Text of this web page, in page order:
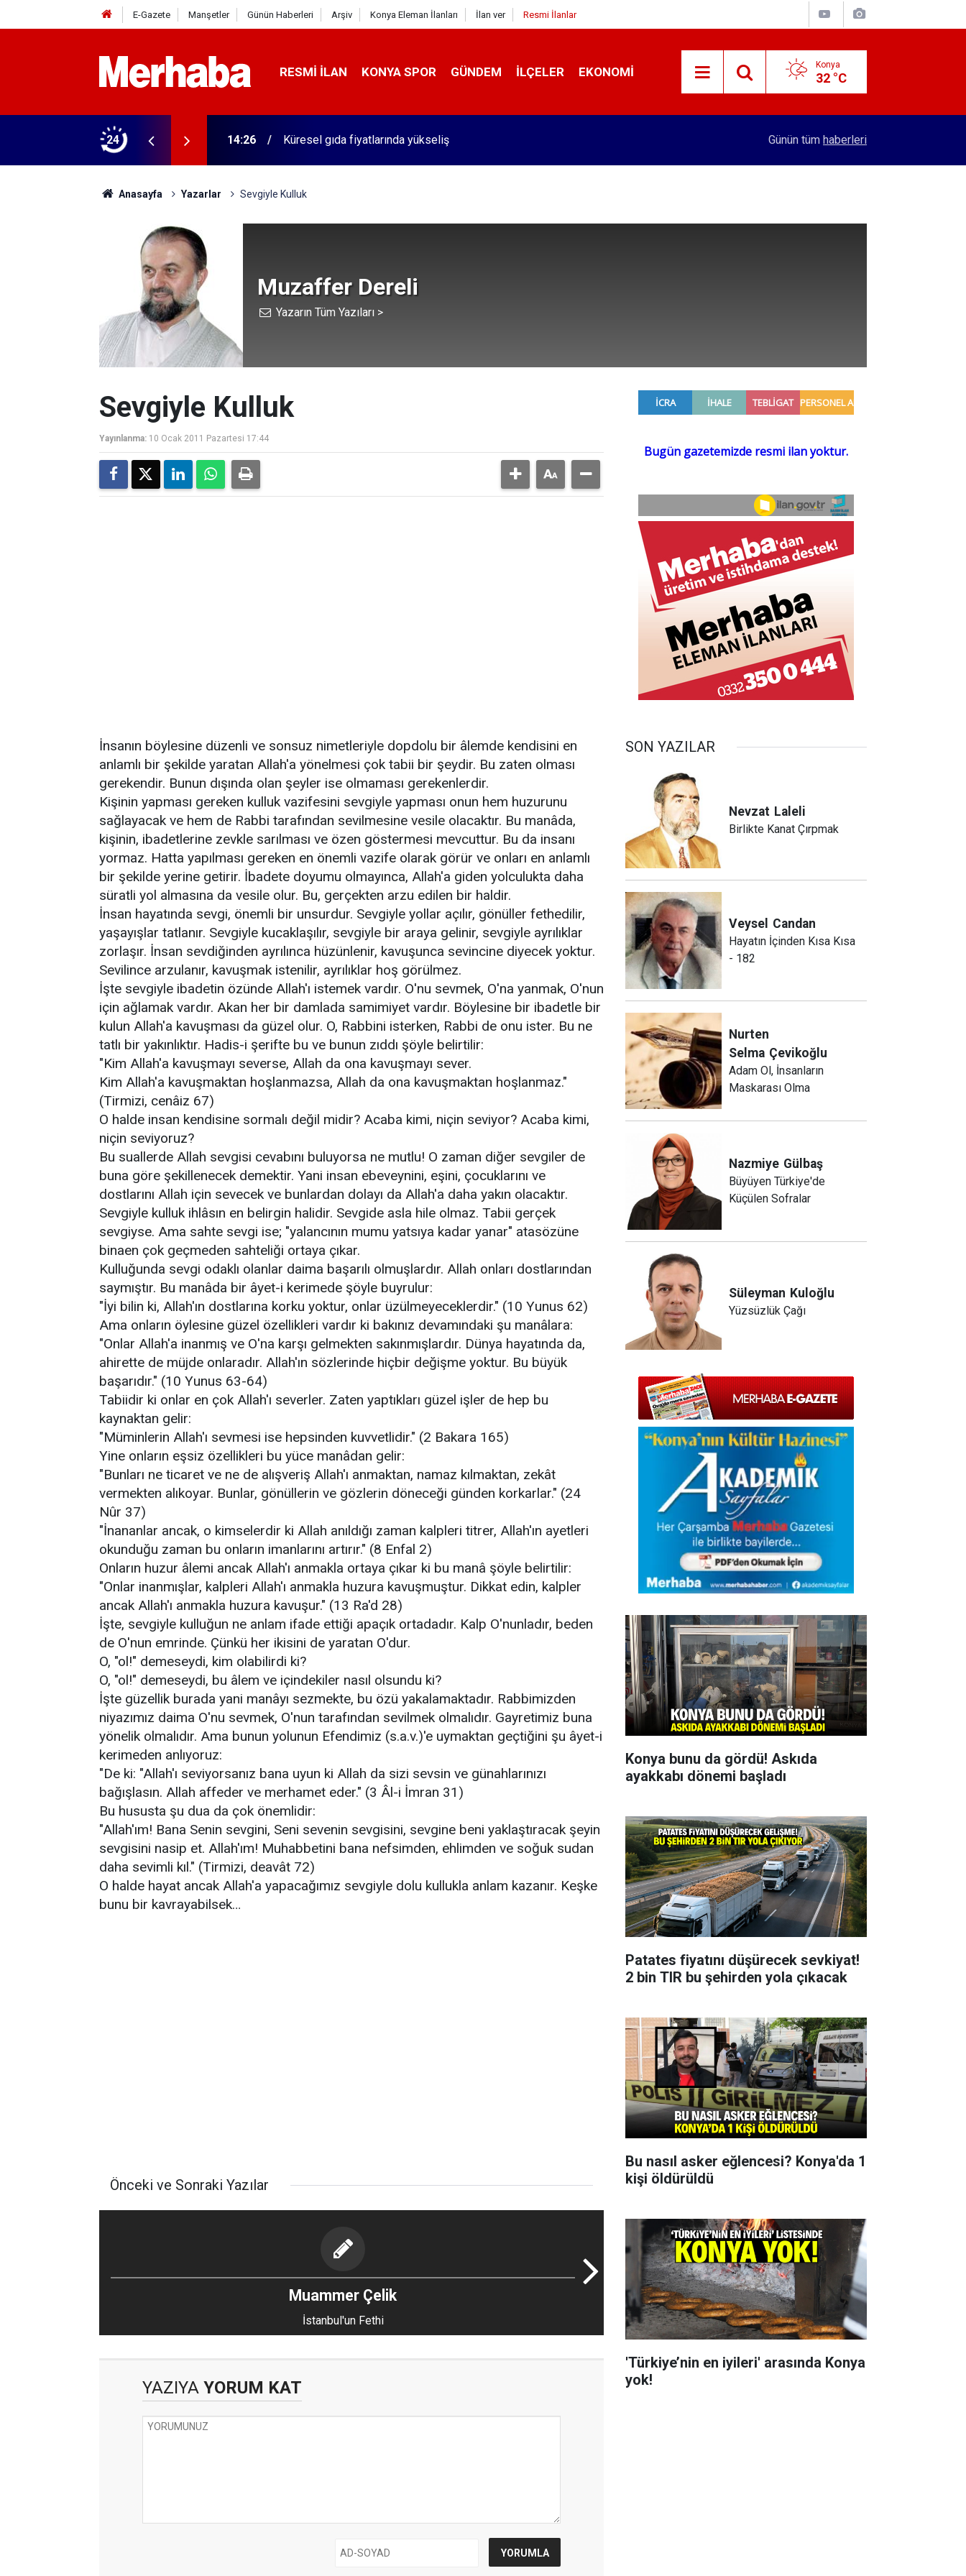
E-Gazete Manşetler Günün Haberleri Arşiv Konya Eleman İlanları İlan ver Resmi İlanlar
RESMI İLAN KONYA SPOR GÜNDEM İLÇELER EKONOMI Konya
32 °C
24 14:26 Küresel gıda fiyatlarında yükseliş Bu nasıl asker eğlencesi? Konya'da 1 kişi
Günün tüm haberleri
Anasayfa Yazarlar Sevgiyle Kulluk
Muzaffer Dereli
Yazarın Tüm Yazıları >
Sevgiyle Kulluk
Yayınlanma: 10 Ocak 2011 Pazartesi 17:44
İnsanın böylesine düzenli ve sonsuz nimetleriyle dopdolu bir âlemde kendisini en
anlamlı bir şekilde yaratan Allah'a yönelmesi çok tabii bir şeydir. Bu zaten olması
gerekendir. Bunun dışında olan şeyler ise olmaması gerekenlerdir.
Kişinin yapması gereken kulluk vazifesini sevgiyle yapması onun hem huzurunu
sağlayacak ve hem de Rabbi tarafından sevilmesine vesile olacaktır. Bu manâda,
kişinin, ibadetlerine zevkle sarılması ve özen göstermesi mevcuttur. Bu da insanı
yormaz. Hatta yapılması gereken en önemli vazife olarak görür ve onları en anlamlı
bir şekilde yerine getirir. İbadete doyumu olmayınca, Allah'a giden yolculukta daha
süratli yol almasına da vesile olur. Bu, gerçekten arzu edilen bir haldir.
İnsan hayatında sevgi, önemli bir unsurdur. Sevgiyle yollar açılır, gönüller fethedilir,
yaşayışlar tatlanır. Sevgiyle kucaklaşılır, sevgiyle bir araya gelinir, sevgiyle ayrılıklar
zorlaşır. İnsan sevdiğinden ayrılınca hüzünlenir, kavuşunca sevincine diyecek yoktur.
Sevilince arzulanır, kavuşmak istenilir, ayrılıklar hoş görülmez.
İşte sevgiyle ibadetin özünde Allah'ı istemek vardır. O'nu sevmek, O'na yanmak, O'nun
için ağlamak vardır. Akan her bir damlada samimiyet vardır. Böylesine bir ibadetle bir
kulun Allah'a kavuşması da güzel olur. O, Rabbini isterken, Rabbi de onu ister. Bu ne
tatlı bir yakınlıktır. Hadis-i şerifte bu ve bunun zıddı şöyle belirtilir:
"Kim Allah'a kavuşmayı severse, Allah da ona kavuşmayı sever.
Kim Allah'a kavuşmaktan hoşlanmazsa, Allah da ona kavuşmaktan hoşlanmaz."
(Tirmizi, cenâiz 67)
O halde insan kendisine sormalı değil midir? Acaba kimi, niçin seviyor? Acaba kimi,
niçin seviyoruz?
Bu suallerde Allah sevgisi cevabını buluyorsa ne mutlu! O zaman diğer sevgiler de
buna göre şekillenecek demektir. Yani insan ebeveynini, eşini, çocuklarını ve
dostlarını Allah için sevecek ve bunlardan dolayı da Allah'a daha yakın olacaktır.
Sevgiyle kulluk ihlâsın en belirgin halidir. Sevgide asla hile olmaz. Tabii gerçek
sevgiyse. Ama sahte sevgi ise; "yalancının mumu yatsıya kadar yanar" atasözüne
binaen çok geçmeden sahteliği ortaya çıkar.
Kulluğunda sevgi odaklı olanlar daima başarılı olmuşlardır. Allah onları dostlarından
saymıştır. Bu manâda bir âyet-i kerimede şöyle buyrulur:
"İyi bilin ki, Allah'ın dostlarına korku yoktur, onlar üzülmeyeceklerdir." (10 Yunus 62)
Ama onların öylesine güzel özellikleri vardır ki bakınız devamındaki şu manâlara:
"Onlar Allah'a inanmış ve O'na karşı gelmekten sakınmışlardır. Dünya hayatında da,
ahirette de müjde onlaradır. Allah'ın sözlerinde hiçbir değişme yoktur. Bu büyük
başarıdır." (10 Yunus 63-64)
Tabiidir ki onlar en çok Allah'ı severler. Zaten yaptıkları güzel işler de hep bu
kaynaktan gelir:
"Müminlerin Allah'ı sevmesi ise hepsinden kuvvetlidir." (2 Bakara 165)
Yine onların eşsiz özellikleri bu yüce manâdan gelir:
"Bunları ne ticaret ve ne de alışveriş Allah'ı anmaktan, namaz kılmaktan, zekât
vermekten alıkoyar. Bunlar, gönüllerin ve gözlerin döneceği günden korkarlar." (24
Nûr 37)
"İnananlar ancak, o kimselerdir ki Allah anıldığı zaman kalpleri titrer, Allah'ın ayetleri
okunduğu zaman bu onların imanlarını artırır." (8 Enfal 2)
Onların huzur âlemi ancak Allah'ı anmakla ortaya çıkar ki bu manâ şöyle belirtilir:
"Onlar inanmışlar, kalpleri Allah'ı anmakla huzura kavuşmuştur. Dikkat edin, kalpler
ancak Allah'ı anmakla huzura kavuşur." (13 Ra'd 28)
İşte, sevgiyle kulluğun ne anlam ifade ettiği apaçık ortadadır. Kalp O'nunladır, beden
de O'nun emrinde. Çünkü her ikisini de yaratan O'dur.
O, "ol!" demeseydi, kim olabilirdi ki?
O, "ol!" demeseydi, bu âlem ve içindekiler nasıl olsundu ki?
İşte güzellik burada yani manâyı sezmekte, bu özü yakalamaktadır. Rabbimizden
niyazımız daima O'nu sevmek, O'nun tarafından sevilmek olmalıdır. Gayretimiz buna
yönelik olmalıdır. Ama bunun yolunun Efendimiz (s.a.v.)'e uymaktan geçtiğini şu âyet-i
kerimeden anlıyoruz:
"De ki: "Allah'ı seviyorsanız bana uyun ki Allah da sizi sevsin ve günahlarınızı
bağışlasın. Allah affeder ve merhamet eder." (3 Âl-i İmran 31)
Bu hususta şu dua da çok önemlidir:
"Allah'ım! Bana Senin sevgini, Seni sevenin sevgisini, sevgine beni yaklaştıracak şeyin
sevgisini nasip et. Allah'ım! Muhabbetini bana nefsimden, ehlimden ve soğuk sudan
daha sevimli kıl." (Tirmizi, deavât 72)
O halde hayat ancak Allah'a yapacağımız sevgiyle dolu kullukla anlam kazanır. Keşke
bunu bir kavrayabilsek…
Önceki ve Sonraki Yazılar
Muammer Çelik
İstanbul'un Fethi
YAZIYA YORUM KAT
SON YAZILAR
Nevzat Laleli
Birlikte Kanat Çırpmak
Veysel Candan
Hayatın İçinden Kısa Kısa
- 182
Nurten
Selma Çevikoğlu
Adam Ol, İnsanların
Maskarası Olma
Nazmiye Gülbaş
Büyüyen Türkiye'de
Küçülen Sofralar
Süleyman Kuloğlu
Yüzsüzlük Çağı
Konya bunu da gördü! Askıda
ayakkabı dönemi başladı
Patates fiyatını düşürecek sevkiyat!
2 bin TIR bu şehirden yola çıkacak
Bu nasıl asker eğlencesi? Konya'da 1
kişi öldürüldü
'Türkiye’nin en iyileri' arasında Konya
yok!